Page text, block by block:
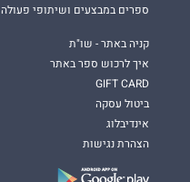
ספרים במבצעים ושיתופי פעולה
קניה באתר - שו"ת
איך לרכוש ספר באתר
GIFT CARD
ביטול עסקה
אינדיבלוג
הצהרת נגישות